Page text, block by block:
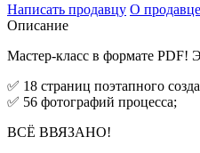
Написать продавцу О продавце
Описание
Мастер-класс в формате
✅ 18 страниц поэтапного
✅ 56 фотографий процесса;
ВСЁ ВВЯЗАНО!